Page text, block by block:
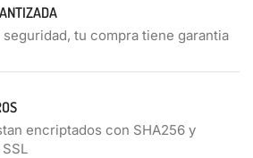
seguridad, tu compra tiene garantia
encriptados con SHA256 y